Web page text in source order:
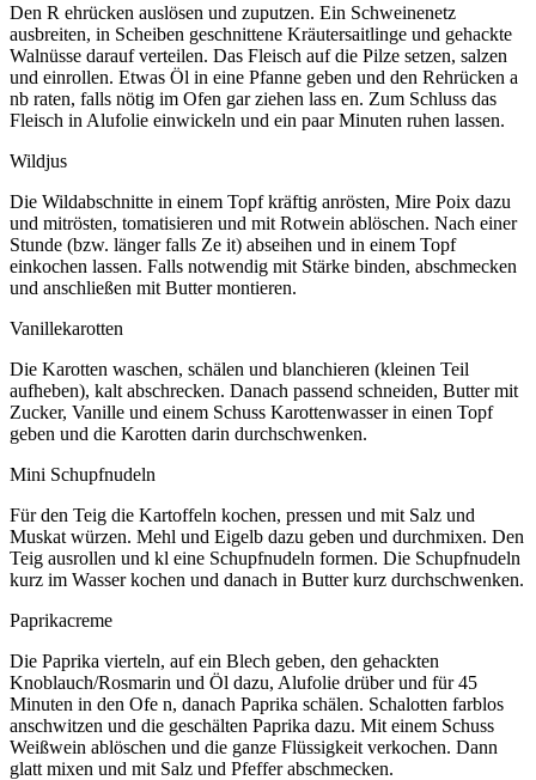
Den R ehrücken auslösen und zuputzen. Ein Schweinenetz
ausbreiten, in Scheiben geschnittene Kräutersaitlinge und gehackte
Walnüsse darauf verteilen. Das Fleisch auf die Pilze setzen, salzen
und einrollen. Etwas Öl in eine Pfanne geben und den Rehrücken a
nb raten, falls nötig im Ofen gar ziehen lass en. Zum Schluss das
Fleisch in Alufolie einwickeln und ein paar Minuten ruhen lassen.
Wildjus
Die Wildabschnitte in einem Topf kräftig anrösten, Mire Poix dazu
und mitrösten, tomatisieren und mit Rotwein ablöschen. Nach einer
Stunde (bzw. länger falls Ze it) abseihen und in einem Topf
einkochen lassen. Falls notwendig mit Stärke binden, abschmecken
und anschließen mit Butter montieren.
Vanillekarotten
Die Karotten waschen, schälen und blanchieren (kleinen Teil
aufheben), kalt abschrecken. Danach passend schneiden, Butter mit
Zucker, Vanille und einem Schuss Karottenwasser in einen Topf
geben und die Karotten darin durchschwenken.
Mini Schupfnudeln
Für den Teig die Kartoffeln kochen, pressen und mit Salz und
Muskat würzen. Mehl und Eigelb dazu geben und durchmixen. Den
Teig ausrollen und kl eine Schupfnudeln formen. Die Schupfnudeln
kurz im Wasser kochen und danach in Butter kurz durchschwenken.
Paprikacreme
Die Paprika vierteln, auf ein Blech geben, den gehackten
Knoblauch/Rosmarin und Öl dazu, Alufolie drüber und für 45
Minuten in den Ofe n, danach Paprika schälen. Schalotten farblos
anschwitzen und die geschälten Paprika dazu. Mit einem Schuss
Weißwein ablöschen und die ganze Flüssigkeit verkochen. Dann
glatt mixen und mit Salz und Pfeffer abschmecken.